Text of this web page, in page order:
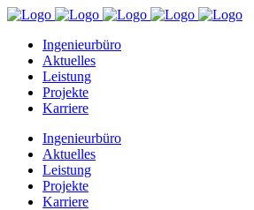
Ingenieurbüro
Aktuelles
Leistung
Projekte
Karriere
Ingenieurbüro
Aktuelles
Leistung
Projekte
Karriere